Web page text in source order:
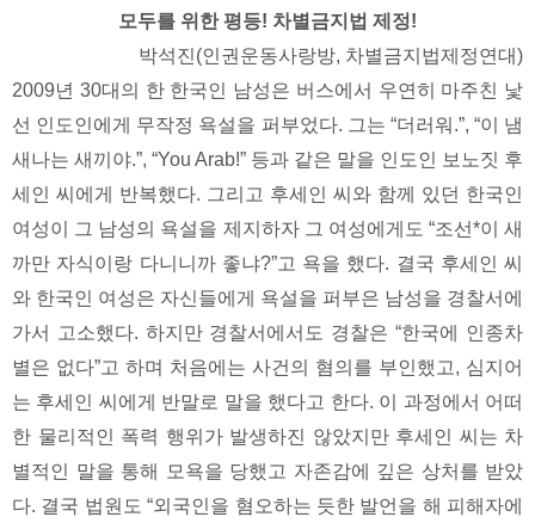
모두를 위한 평등! 차별금지법 제정!
박석진(인권운동사랑방, 차별금지법제정연대)
2009년 30대의 한 한국인 남성은 버스에서 우연히 마주친 낯
선 인도인에게 무작정 욕설을 퍼부었다. 그는 “더러워.”, “이 냄
새나는 새끼야.”, “You Arab!” 등과 같은 말을 인도인 보노짓 후
세인 씨에게 반복했다. 그리고 후세인 씨와 함께 있던 한국인
여성이 그 남성의 욕설을 제지하자 그 여성에게도 “조선*이 새
까만 자식이랑 다니니까 좋냐?”고 욕을 했다. 결국 후세인 씨
와 한국인 여성은 자신들에게 욕설을 퍼부은 남성을 경찰서에
가서 고소했다. 하지만 경찰서에서도 경찰은 “한국에 인종차
별은 없다”고 하며 처음에는 사건의 혐의를 부인했고, 심지어
는 후세인 씨에게 반말로 말을 했다고 한다. 이 과정에서 어떠
한 물리적인 폭력 행위가 발생하진 않았지만 후세인 씨는 차
별적인 말을 통해 모욕을 당했고 자존감에 깊은 상처를 받았
다. 결국 법원도 “외국인을 혐오하는 듯한 발언을 해 피해자에